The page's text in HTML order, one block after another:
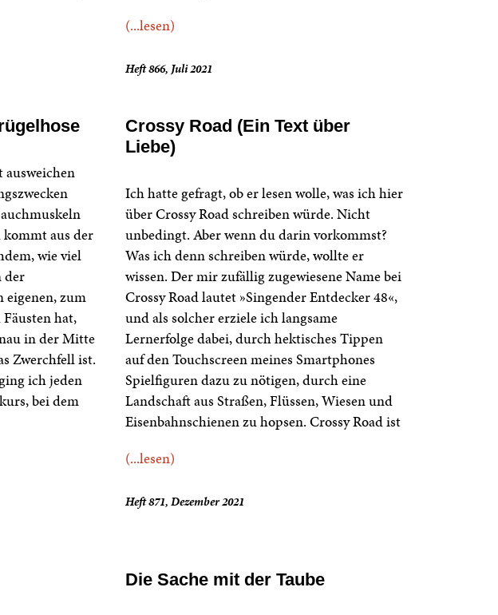
(...lesen)
Heft 866, Juli 2021
ausweichen
kommt aus der
wie viel
der
eigenen, zum
hat,
in der Mitte
Zwerchfell ist.
ich jeden
bei dem
Crossy Road (Ein Text über
Liebe)
Ich hatte gefragt, ob er lesen wolle, was ich hier
über Crossy Road schreiben würde. Nicht
unbedingt. Aber wenn du darin vorkommst?
Was ich denn schreiben würde, wollte er
wissen. Der mir zufällig zugewiesene Name bei
Crossy Road lautet »Singender Entdecker 48«,
und als solcher erziele ich langsame
Lernerfolge dabei, durch hektisches Tippen
auf den Touchscreen meines Smartphones
Spielfiguren dazu zu nötigen, durch eine
Landschaft aus Straßen, Flüssen, Wiesen und
Eisenbahnschienen zu hopsen. Crossy Road ist
(...lesen)
Heft 871, Dezember 2021
Die Sache mit der Taube